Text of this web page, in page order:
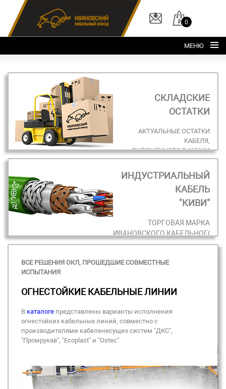
0
МЕНЮ
Главная
О заводе
Каталог
Склад
ОКЛ
Вакансии
Контакты
+7 (495) 150-40-20
+7 (495) 150-40-20
СКЛАДСКИЕ
ОСТАТКИ
АКТУАЛЬНЫЕ ОСТАТКИ
КАБЕЛЯ,
ВКЛЮЧЕННОГО В АКЦИИ
ИНДУСТРИАЛЬНЫЙ
КАБЕЛЬ
"КИВИ"
ТОРГОВАЯ МАРКА
ИВАНОВСКОГО КАБЕЛЬНОГО
ВСЕ РЕШЕНИЯ ОКЛ, ПРОШЕДШИЕ СОВМЕСТНЫЕ
ИСПЫТАНИЯ
ОГНЕСТОЙКИЕ КАБЕЛЬНЫЕ ЛИНИИ
В каталоге представлены варианты исполнения
огнестойких кабельных линий, совместно с
производителями кабеленесущих систем "ДКС",
"Промрукав", "Ecoplast" и "Ostec".